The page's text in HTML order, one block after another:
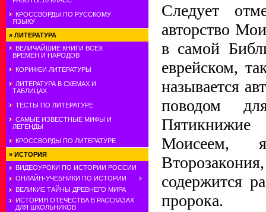
КРОССВОРДЫ ПО РУССКОМУ
ЯЗЫКУ
» ЛИТЕРАТУРА
ВЕЛИЧАЙШИЕ КНИГИ ВСЕХ
ВРЕМЕН И НАРОДОВ
КОРИФЕИ ЛИТЕРАТУРЫ
ЛИТЕРАТУРА В СХЕМАХ И
ТАБЛИЦАХ
ТЕСТЫ ПО ЛИТЕРАТУРЕ
САМЫЕ ИЗВЕСТНЫЕ МИФЫ И
ЛЕГЕНДЫ
КРОССВОРДЫ ПО ЛИТЕРАТУРЕ
» ИСТОРИЯ
ВИДЕОУРОКИ ПО ИСТОРИИ РОССИИ
ОНЛАЙН-УЧЕБНИКИ ПО ИСТОРИИ
ВЕЛИКИЕ ТАЙНЫ ДРЕВНЕГО МИРА
ИСТОРИЯ ОТЕЧЕСТВА В РАССКАЗАХ
ДЛЯ ШКОЛЬНИКОВ
Следует
авторство
в самой
еврейском,
называется
поводом
Моисеем,
содержится
пророка.